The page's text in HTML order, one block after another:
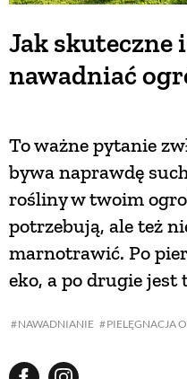
Jak skuteczne
nawadniać
NAWADNIANIE PIELĘGNACJA
To ważne pytanie
bywa naprawdę
rośliny w twoim
potrzebują, ale też
marnotrawić. Po
eko, a po drugie jest